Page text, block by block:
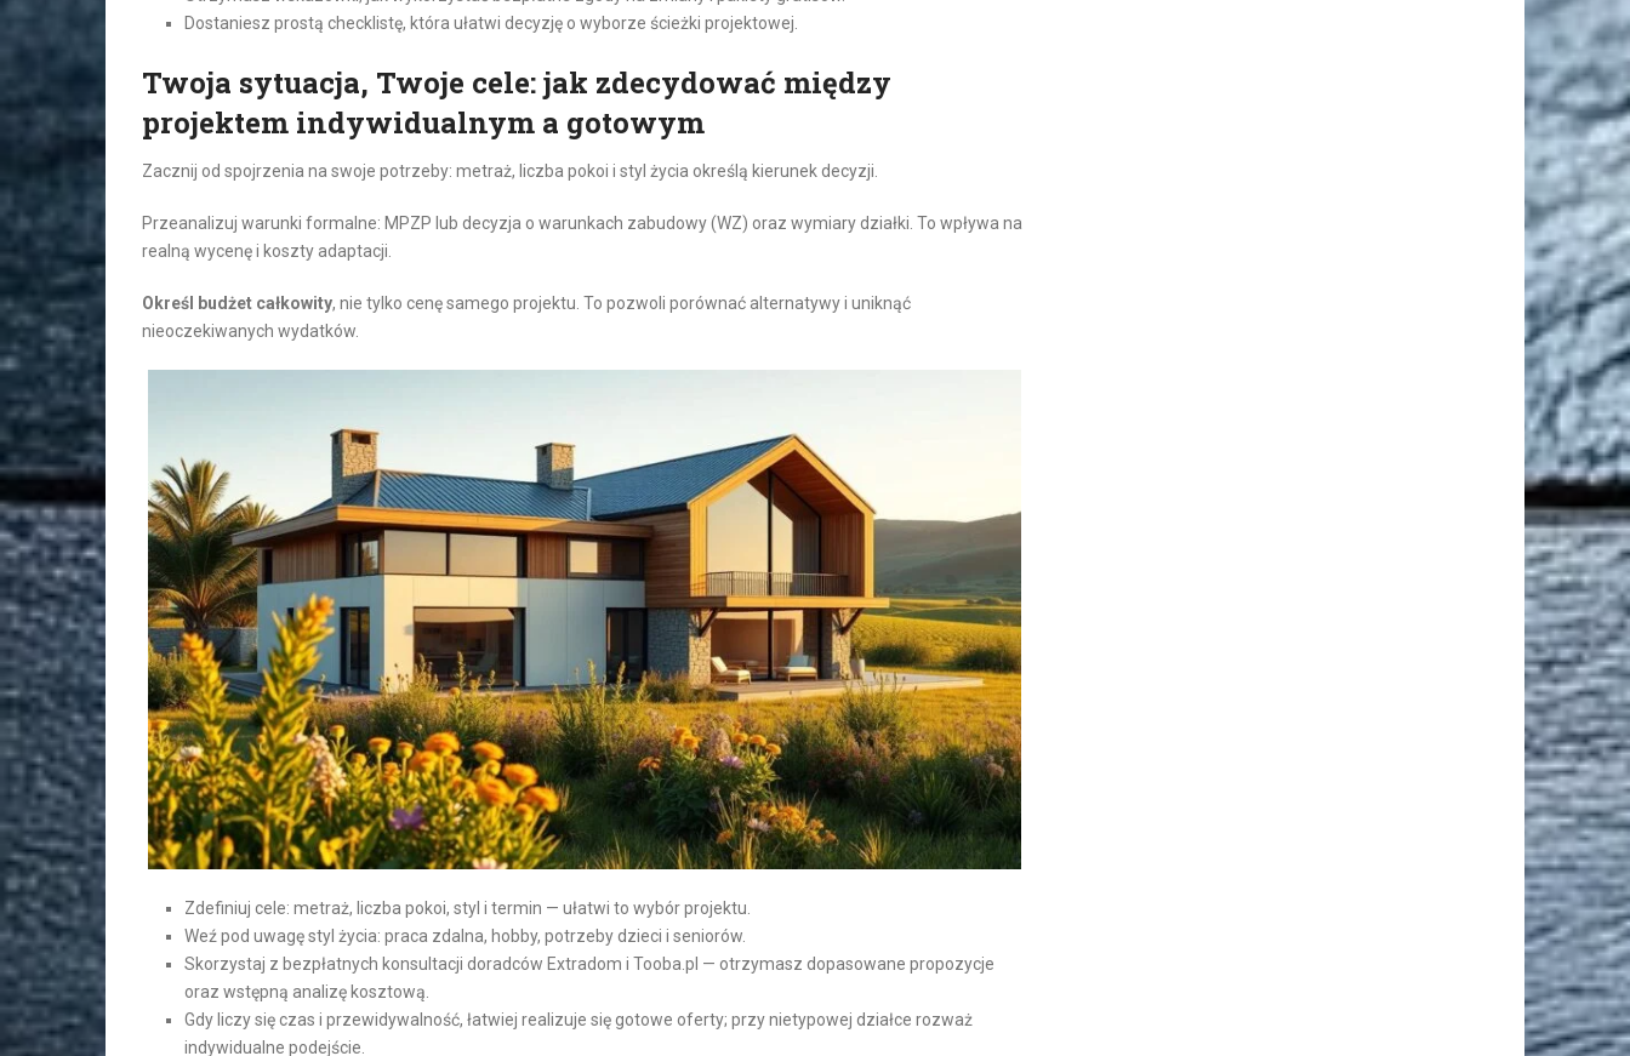
Dostaniesz prostą checklistę, która ułatwi decyzję o wyborze ścieżki projektowej.
Twoja sytuacja, Twoje cele: jak zdecydować między
projektem indywidualnym a gotowym
Zacznij od spojrzenia na swoje potrzeby: metraż, liczba pokoi i styl życia określą kierunek decyzji.
Przeanalizuj warunki formalne: MPZP lub decyzja o warunkach zabudowy (WZ) oraz wymiary działki. To wpływa na
realną wycenę i koszty adaptacji.
Określ budżet całkowity, nie tylko cenę samego projektu. To pozwoli porównać alternatywy i uniknąć
nieoczekiwanych wydatków.
Zdefiniuj cele: metraż, liczba pokoi, styl i termin — ułatwi to wybór projektu.
Weź pod uwagę styl życia: praca zdalna, hobby, potrzeby dzieci i seniorów.
Skorzystaj z bezpłatnych konsultacji doradców Extradom i Tooba.pl — otrzymasz dopasowane propozycje
oraz wstępną analizę kosztową.
Gdy liczy się czas i przewidywalność, łatwiej realizuje się gotowe oferty; przy nietypowej działce rozważ
indywidualne podejście.